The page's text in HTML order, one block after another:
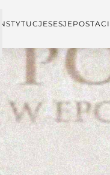
INSTYTUCJESESJEPOSTACI